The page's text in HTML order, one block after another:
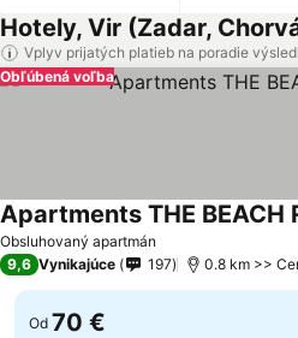
Hotely, Vir (Zadar,
Vplyv prijatých platieb na poradie
Obľúbená voľba
Obsluhovaný apartmán
Apartments THE BEACH
9,6 Vynikajúce 197 0.8 km >>
Od 70 €